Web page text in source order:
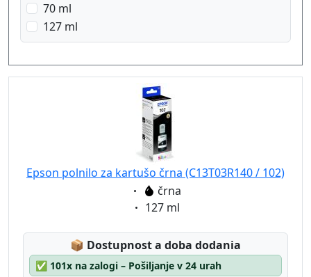
70 ml
127 ml
Epson polnilo za kartušo črna (C13T03R140 / 102)
Eigenschaft:
črna
Eigenschaft:
127 ml
📦 Lagerstatus:
Dostupnost a doba dodania
✅ 101x na zalogi – Pošiljanje v 24 urah